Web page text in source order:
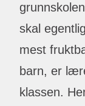
skal
mest
barn, er
klassen.